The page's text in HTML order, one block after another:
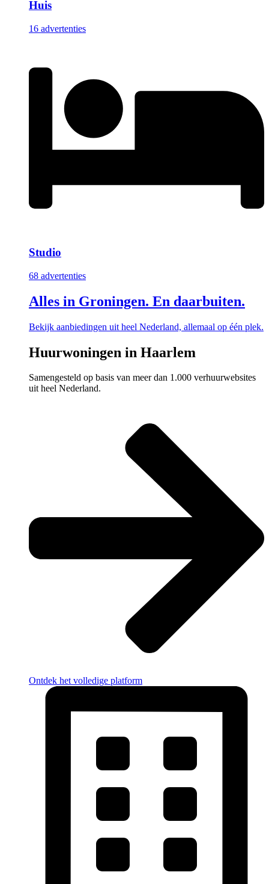
Huis
16 advertenties
Studio
68 advertenties
Alles in Groningen. En daarbuiten.
Bekijk aanbiedingen uit heel Nederland, allemaal op één plek.
Huurwoningen in Haarlem
Samengesteld op basis van meer dan 1.000 verhuurwebsites
uit heel Nederland.
Ontdek het volledige platform